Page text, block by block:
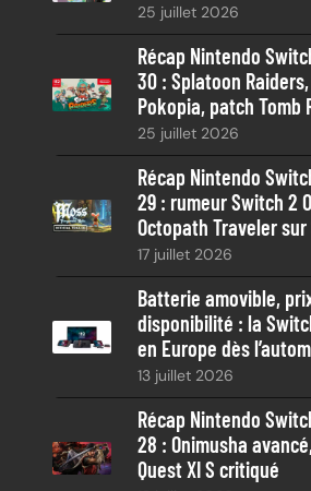
25 juillet 2026
Récap Nintendo
30 : Splatoon
Pokopia, patch Tomb
25 juillet 2026
Récap Nintendo
29 : rumeur Switch 2
Octopath Traveler
17 juillet 2026
Batterie amovible,
disponibilité : la
en Europe dès
13 juillet 2026
Récap Nintendo
28 : Onimusha
Quest XI S critiqué